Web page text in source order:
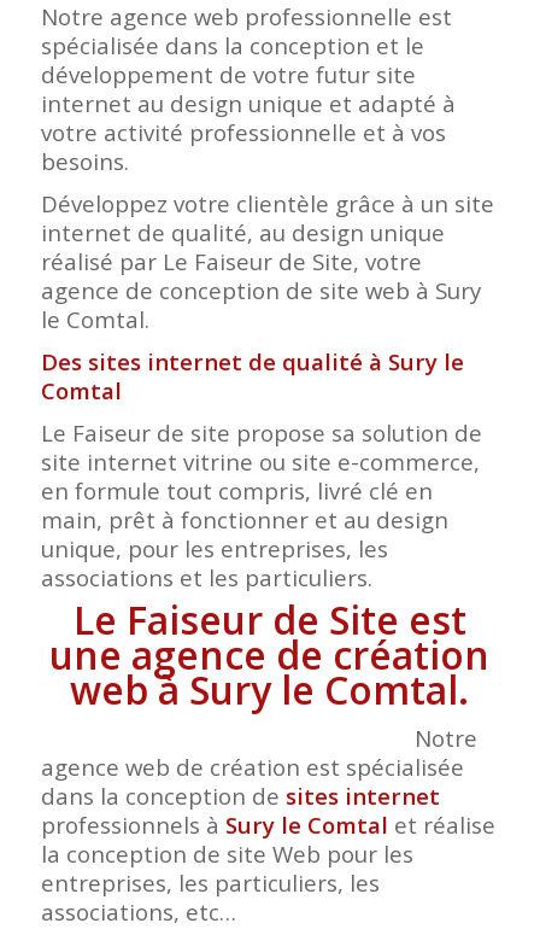
Notre agence web professionnelle est
spécialisée dans la conception et le
développement de votre futur site
internet au design unique et adapté à
votre activité professionnelle et à vos
besoins.
Développez votre clientèle grâce à un site
internet de qualité, au design unique
réalisé par Le Faiseur de Site, votre
agence de conception de site web à Sury
le Comtal.
Des sites internet de qualité à Sury le
Comtal
Le Faiseur de site propose sa solution de
site internet vitrine ou site e-commerce,
en formule tout compris, livré clé en
main, prêt à fonctionner et au design
unique, pour les entreprises, les
associations et les particuliers.
Le Faiseur de Site est
une agence de création
web à Sury le Comtal.
Notre
agence web de création est spécialisée
dans la conception de sites internet
professionnels à Sury le Comtal et réalise
la conception de site Web pour les
entreprises, les particuliers, les
associations, etc…